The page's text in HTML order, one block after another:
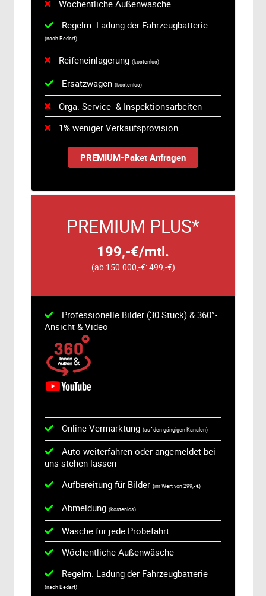
Wöchentliche Außenwäsche
Regelm. Ladung der Fahrzeugbatterie
(nach Bedarf)
Reifeneinlagerung (kostenlos)
Ersatzwagen (kostenlos)
Orga. Service- & Inspektionsarbeiten
1% weniger Verkaufsprovision
PREMIUM-Paket Anfragen
PREMIUM PLUS*
199,-€/mtl.
(ab 150.000,-€: 499,-€)
Professionelle Bilder (30 Stück) & 360°-
Ansicht & Video
Online Vermarktung (auf den gängigen Kanälen)
Auto weiterfahren oder angemeldet bei
uns stehen lassen
Aufbereitung für Bilder (im Wert von 299,- €)
Abmeldung (kostenlos)
Wäsche für jede Probefahrt
Wöchentliche Außenwäsche
Regelm. Ladung der Fahrzeugbatterie
(nach Bedarf)